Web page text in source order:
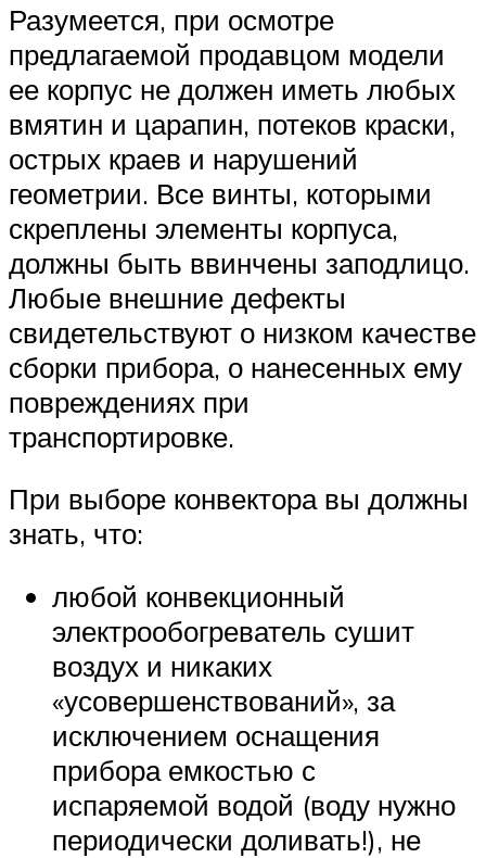
Разумеется, при осмотре
предлагаемой продавцом модели
ее корпус не должен иметь любых
вмятин и царапин, потеков краски,
острых краев и нарушений
геометрии. Все винты, которыми
скреплены элементы корпуса,
должны быть ввинчены заподлицо.
Любые внешние дефекты
свидетельствуют о низком качестве
сборки прибора, о нанесенных ему
повреждениях при
транспортировке.
При выборе конвектора вы должны
знать, что:
любой конвекционный
электрообогреватель сушит
воздух и никаких
«усовершенствований», за
исключением оснащения
прибора емкостью с
испаряемой водой (воду нужно
периодически доливать!), не